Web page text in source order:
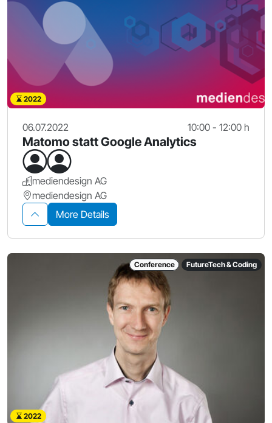
2022
06.07.2022 10:00 - 12:00 h
Matomo statt Google Analytics
mediendesign AG
mediendesign AG
More Details
Conference FutureTech & Coding
2022